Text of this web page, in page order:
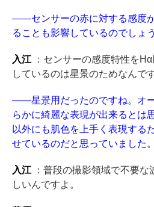
——センサーの赤に対する感度
ることも影響しているのでしょ
入江
：センサーの感度特性を
しているのは星景のためなんです
——星景用だったのですね。オ
らかに綺麗な表現が出来るとは
以外にも肌色を上手く表現する
せているのだと思っていました。
入江
：普段の撮影領域で不要
しいんですよ。